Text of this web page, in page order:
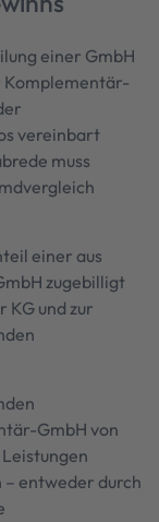
einer GmbH
Komplementär-
vereinbart
muss
einer aus
zugebilligt
KG und zur
GmbH von
entweder durch